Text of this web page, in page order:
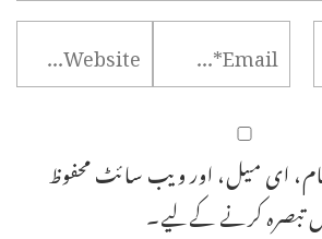
ای میل، اور ویب سائٹ محفوظ
تبصرہ کرنے کےلیے۔